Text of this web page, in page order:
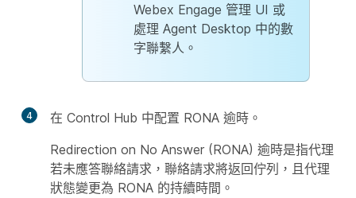
Webex Engage 管理 UI 或
處理 Agent Desktop 中的數
字聯繫人。
4
在 Control Hub 中配置 RONA 逾時。
Redirection on No Answer (RONA) 逾時是指代理
若未應答聯絡請求，聯絡請求將返回佇列，且代理
狀態變更為 RONA 的持續時間。